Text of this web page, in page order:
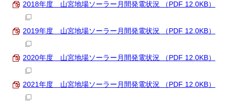
2018年度 山宮地場ソーラー月間発電状況 （PDF 12.0KB）
2019年度 山宮地場ソーラー月間発電状況 （PDF 12.0KB）
2020年度 山宮地場ソーラー月間発電状況 （PDF 12.0KB）
2021年度 山宮地場ソーラー月間発電状況 （PDF 12.0KB）